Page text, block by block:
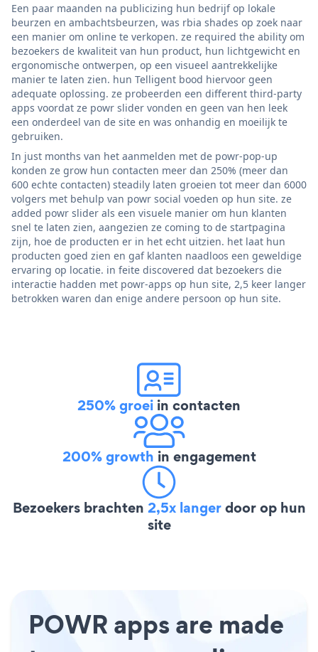
Een paar maanden na publicizing hun bedrijf op lokale
beurzen en ambachtsbeurzen, was rbia shades op zoek naar
een manier om online te verkopen. ze required the ability om
bezoekers de kwaliteit van hun product, hun lichtgewicht en
ergonomische ontwerpen, op een visueel aantrekkelijke
manier te laten zien. hun Telligent bood hiervoor geen
adequate oplossing. ze probeerden een different third-party
apps voordat ze powr slider vonden en geen van hen leek
een onderdeel van de site en was onhandig en moeilijk te
gebruiken.
In just months van het aanmelden met de powr-pop-up
konden ze grow hun contacten meer dan 250% (meer dan
600 echte contacten) steadily laten groeien tot meer dan 6000
volgers met behulp van powr social voeden op hun site. ze
added powr slider als een visuele manier om hun klanten
snel te laten zien, aangezien ze coming to de startpagina
zijn, hoe de producten er in het echt uitzien. het laat hun
producten goed zien en gaf klanten naadloos een geweldige
ervaring op locatie. in feite discovered dat bezoekers die
interactie hadden met powr-apps op hun site, 2,5 keer langer
betrokken waren dan enige andere persoon op hun site.
250% groei in contacten
200% growth in engagement
Bezoekers brachten 2,5x langerdoor op hun
site
POWR apps are made